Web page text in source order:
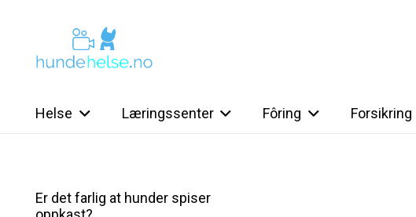
Helse Læringssenter Fôring Forsikring
Er det farlig at hunder spiser